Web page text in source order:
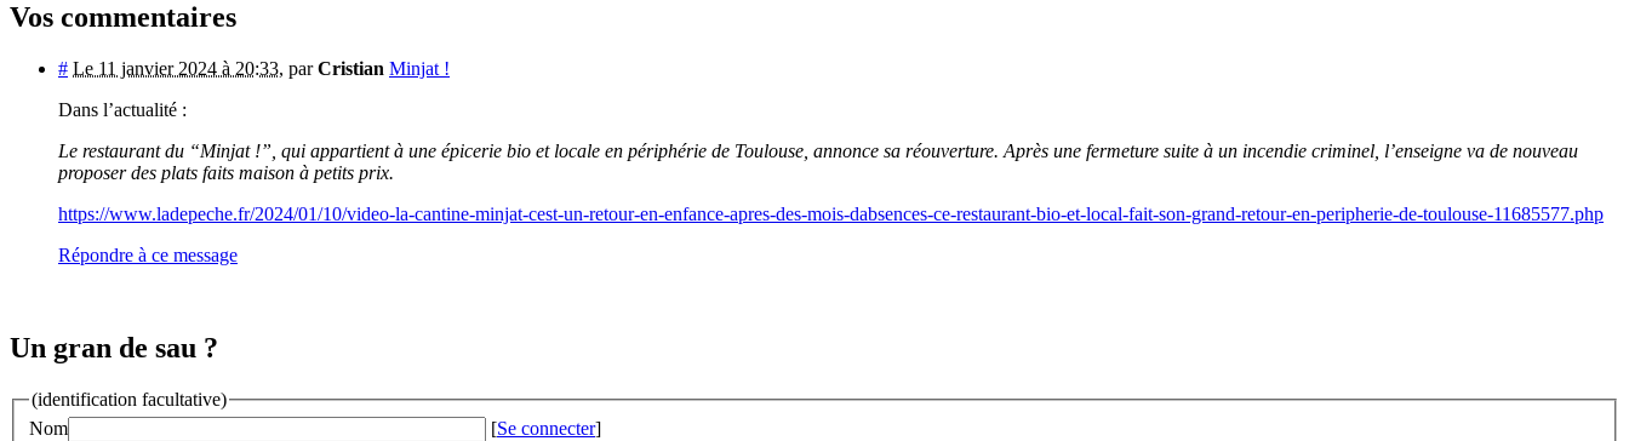
Vos commentaires
# Le 11 janvier 2024 à 20:33, parCristian Minjat !
Dans l’actualité :
Le restaurant du “Minjat !”, qui appartient à une épicerie bio et locale en périphérie de Toulouse, annonce sa réouverture. Après une fermeture suite à un incendie criminel, l’enseigne va de nouveau
proposer des plats faits maison à petits prix.
https://www.ladepeche.fr/2024/01/10/video-la-cantine-minjat-cest-un-retour-en-enfance-apres-des-mois-dabsences-ce-restaurant-bio-et-local-fait-son-grand-retour-en-peripherie-de-toulouse-11685577.php
Répondre à ce message
Un gran de sau ?
(identification facultative)
Nom
[Se connecter]